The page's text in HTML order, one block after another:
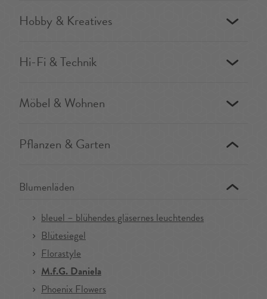
Hobby & Kreatives
Hi-Fi & Technik
Möbel & Wohnen
Pflanzen & Garten
Blumenläden
bleuel – blühendes gläsernes leuchtendes
Blütesiegel
Florastyle
M.f.G. Daniela
Phoenix Flowers